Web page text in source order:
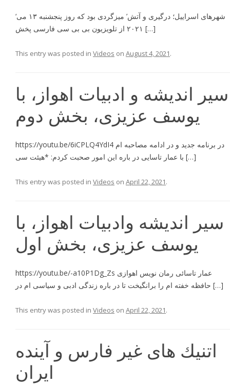
‘شهرهای اسراییل؛ درگیری و آتش’ میزگردی بود که روز پنجشنبه ۱۳ می
۲۰۲۱ از تلویزیون بی بی سی فارسی پخش […]
This entry was posted in Videos on August 4, 2021.
سیر اندیشه و ادبیات اهواز، با
یوسف عزیزی، بخش دوم
https://youtu.be/6iCPLQ4YdI4 در برنامه جديد و در ادامه مصاحبه ام
با عمار تاسايى در باره اين امور صحبت كردم: *هيئت سى […]
This entry was posted in Videos on April 22, 2021.
سیر اندیشه وادبیات اهواز، با
یوسف عزیزی، بخش اول
https://youtu.be/-a10P1Dg_Zs عمار تاسائى رمان نويس اهوازى
حافظه خفته ام را برانگيخت تا در باره زندگى ادبى و سياسى ام در […]
This entry was posted in Videos on April 22, 2021.
اتنيك هاى غير فارس و آينده
ايران